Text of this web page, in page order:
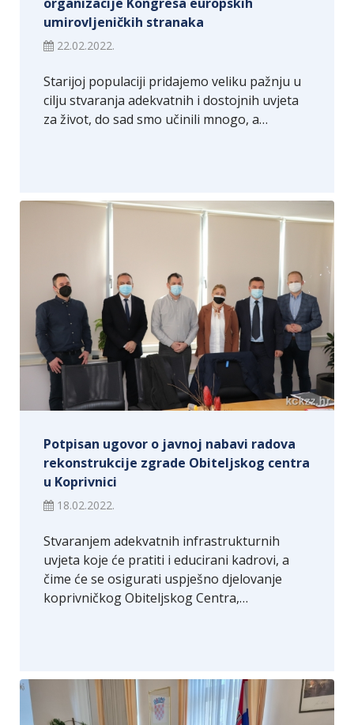
umirovljeničkih stranaka
22.02.2022.
Starijoj populaciji pridajemo veliku pažnju u
cilju stvaranja adekvatnih i dostojnih uvjeta
za život, do sad smo učinili mnogo, a…
Potpisan ugovor o javnoj nabavi radova
rekonstrukcije zgrade Obiteljskog centra
u Koprivnici
18.02.2022.
Stvaranjem adekvatnih infrastrukturnih
uvjeta koje će pratiti i educirani kadrovi, a
čime će se osigurati uspješno djelovanje
koprivničkog Obiteljskog Centra,…